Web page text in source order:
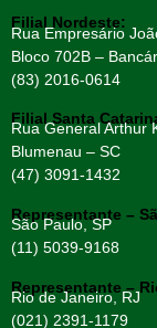
Filial Nordeste:
Rua Empresário
Bloco 702B –
(83) 2016-0614
Filial Santa
Rua General Arthur
Blumenau – SC
(47) 3091-1432
Representante –
São Paulo, SP
(11) 5039-9168
Representante –
Rio de Janeiro, RJ
(021) 2391-1179